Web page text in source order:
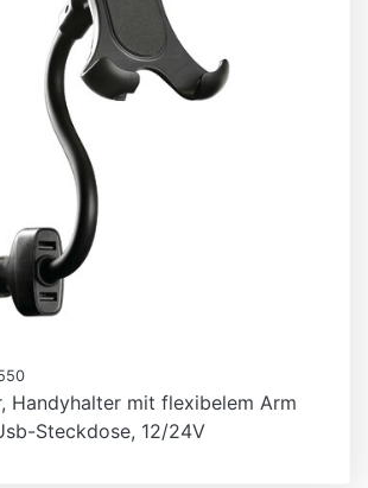
Handyhalter mit flexibelem Arm
Steckdose, 12/24V